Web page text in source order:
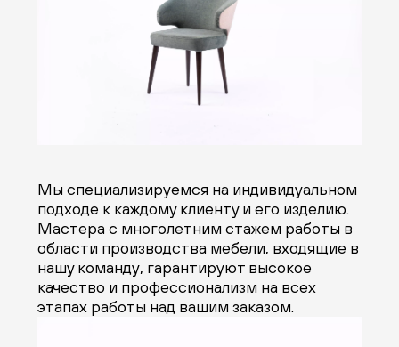
Мы специализируемся на индивидуальном
подходе к каждому клиенту и его изделию.
Мастера с многолетним стажем работы в
области производства мебели, входящие в
нашу команду, гарантируют высокое
качество и профессионализм на всех
этапах работы над вашим заказом.